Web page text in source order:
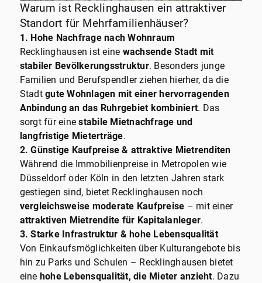
Warum ist Recklinghausen ein attraktiver
Standort für Mehrfamilienhäuser?
1. Hohe Nachfrage nach Wohnraum
Recklinghausen ist eine wachsende Stadt mit
stabiler Bevölkerungsstruktur. Besonders junge
Familien und Berufspendler ziehen hierher, da die
Stadtgute Wohnlagen mit einer hervorragenden
Anbindung an das Ruhrgebiet kombiniert. Das
sorgt für einestabile Mietnachfrage und
langfristige Mieterträge.
2. Günstige Kaufpreise & attraktive Mietrenditen
Während die Immobilienpreise in Metropolen wie
Düsseldorf oder Köln in den letzten Jahren stark
gestiegen sind, bietet Recklinghausen noch
vergleichsweise moderate Kaufpreise – mit einer
attraktiven Mietrendite für Kapitalanleger.
3. Starke Infrastruktur & hohe Lebensqualität
Von Einkaufsmöglichkeiten über Kulturangebote bis
hin zu Parks und Schulen – Recklinghausen bietet
eine hohe Lebensqualität, die Mieter anzieht. Dazu